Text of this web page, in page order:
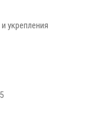
укрепления